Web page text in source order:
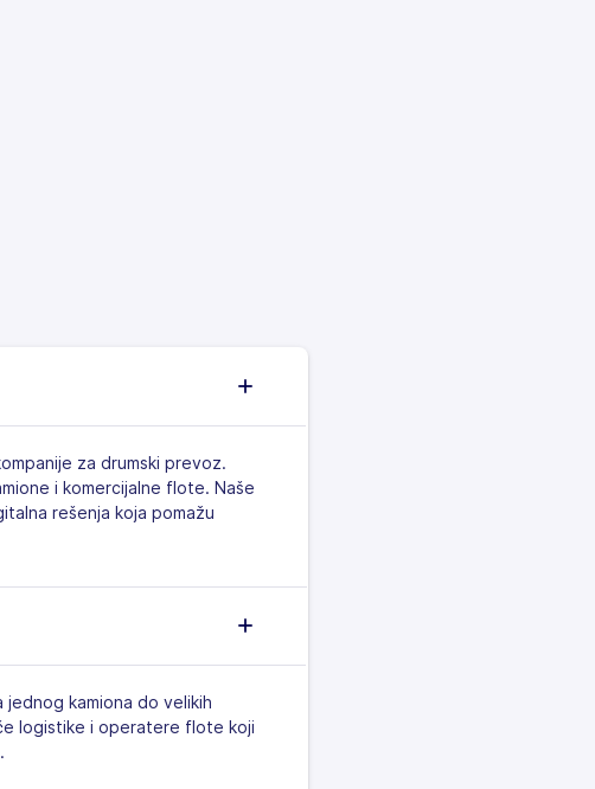
za drumski prevoz.
i komercijalne flote. Naše
rešenja koja pomažu
kamiona do velikih
logistike i operatere flote koji